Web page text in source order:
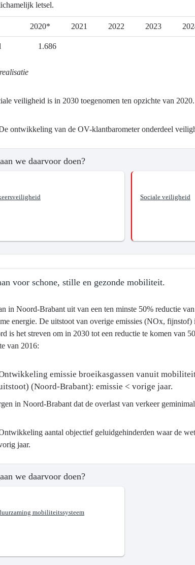
letsel.
2020* 2021 2022 2023
1.686
veiligheid is in 2030 toegenomen ten opzichte van 2020.
ontwikkeling van de OV-klantbarometer onderdeel
we daarvoor doen?
Sociale veiligheid
voor schone, stille en gezonde mobiliteit.
in Noord-Brabant uit van een ten minste 50% reductie
energie. De uitstoot van overige emissies (NOx,
is het streven om in 2030 tot een reductie te komen van
van 2016:
emissie broeikasgassen vanuit
(Noord-Brabant): emissie < vorige jaar.
in Noord-Brabant dat de overlast van verkeer
aantal objectief geluidgehinderden waar de
jaar.
we daarvoor doen?
mobiliteitssysteem